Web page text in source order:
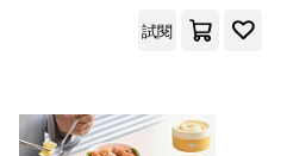
宋俊驥（主編）(1)
尤芷鏞(1)
三秦出版社(1) 三聯
試閱